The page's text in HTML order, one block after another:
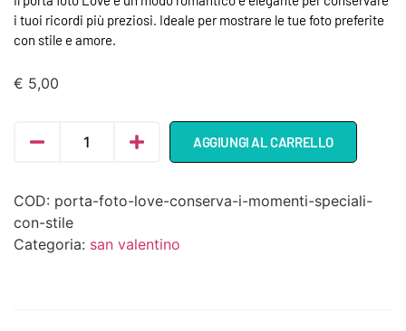
i tuoi ricordi più preziosi. Ideale per mostrare le tue foto preferite
con stile e amore.
€ 5,00
AGGIUNGI AL CARRELLO
COD: porta-foto-love-conserva-i-momenti-speciali-
con-stile
Categoria: san valentino